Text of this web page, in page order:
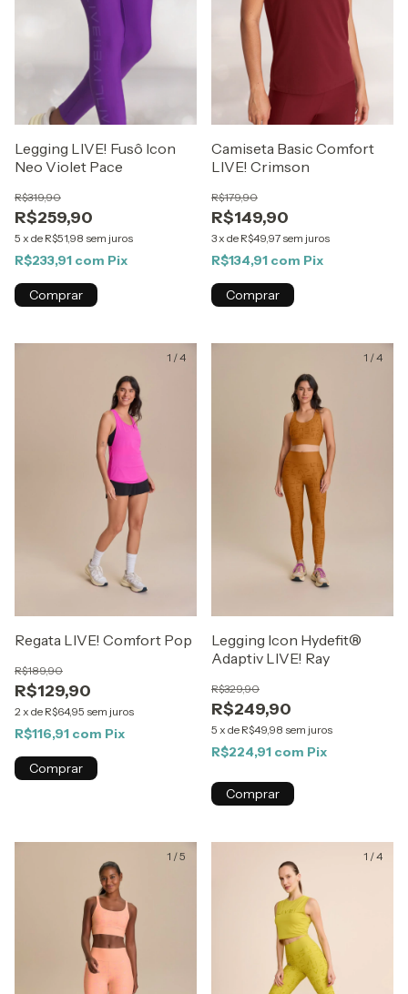
Legging LIVE! Fusô Icon
Neo Violet Pace
R$259,90
R$319,90
5 x de R$51,98 sem juros
R$233,91 com Pix
Comprar
Camiseta Basic Comfort
LIVE! Crimson
R$149,90
R$179,90
3x de R$49,97 sem juros
R$134,91 com Pix
Comprar
1 /4
Regata LIVE! Comfort Pop
R$129,90
R$189,90
2 x de R$64,95 sem juros
R$116,91 com Pix
Comprar
1 /4
Legging Icon Hydefit®
Adaptiv LIVE! Ray
R$249,90
R$329,90
5 x de R$49,98 sem juros
R$224,91 com Pix
Comprar
1 /5 1 /4